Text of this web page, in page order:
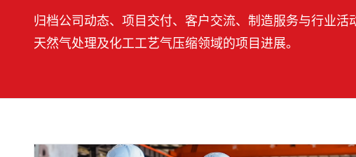
归档公司动态、项目交付、客户交流、制造服务与行业活
天然气处理及化工工艺气压缩领域的项目进展。